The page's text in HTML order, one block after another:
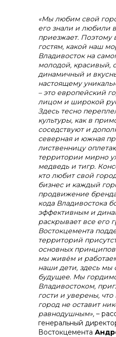
+7 (423) 234 50
«Мы любим свой
его знали и любили
приезжает. Поэтому
гостям, какой наш
Владивосток на
молодой, красивый,
динамичный и
настоящему
– это европейский
лицом и широкой
Здесь тесно
культуры, как в
соседствуют и
северная и южная
лиственницу
территории мирно
медведь и тигр.
кто любит свой
бизнес и каждый
продвижение
кода Владивостока
эффективным и
раскрывает все его
Востокцемента
территорий
основных
мы живём и
наши дети, здесь мы
будущее. Мы
Владивостоком,
гости и уверены,
город не оставит
равнодушным», –
генеральный
Востокцемента